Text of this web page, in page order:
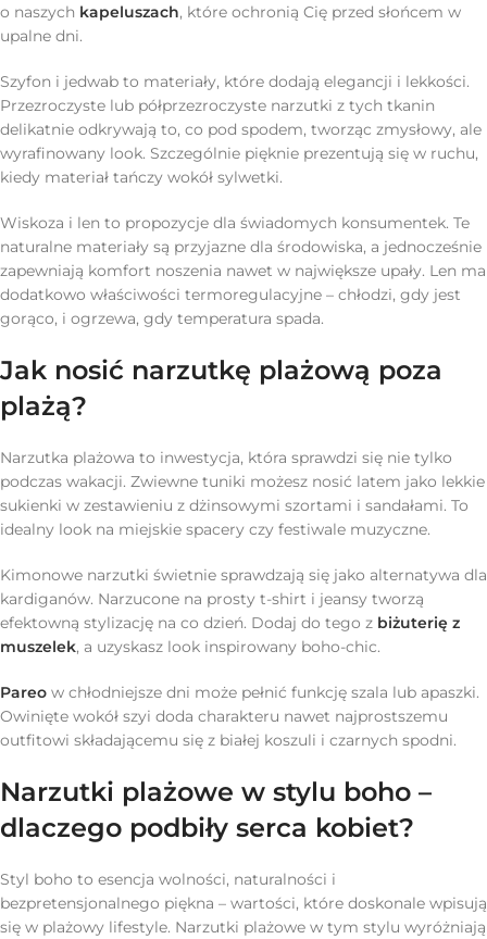
o naszych kapeluszach, które ochronią Cię przed słońcem w
upalne dni.
Szyfon i jedwab to materiały, które dodają elegancji i lekkości.
Przezroczyste lub półprzezroczyste narzutki z tych tkanin
delikatnie odkrywają to, co pod spodem, tworząc zmysłowy, ale
wyrafinowany look. Szczególnie pięknie prezentują się w ruchu,
kiedy materiał tańczy wokół sylwetki.
Wiskoza i len to propozycje dla świadomych konsumentek. Te
naturalne materiały są przyjazne dla środowiska, a jednocześnie
zapewniają komfort noszenia nawet w największe upały. Len ma
dodatkowo właściwości termoregulacyjne – chłodzi, gdy jest
gorąco, i ogrzewa, gdy temperatura spada.
Jak nosić narzutkę plażową poza
plażą?
Narzutka plażowa to inwestycja, która sprawdzi się nie tylko
podczas wakacji. Zwiewne tuniki możesz nosić latem jako lekkie
sukienki w zestawieniu z dżinsowymi szortami i sandałami. To
idealny look na miejskie spacery czy festiwale muzyczne.
Kimonowe narzutki świetnie sprawdzają się jako alternatywa dla
kardiganów. Narzucone na prosty t-shirt i jeansy tworzą
efektowną stylizację na co dzień. Dodaj do tego z biżuterię z
muszelek, a uzyskasz look inspirowany boho-chic.
Pareo w chłodniejsze dni może pełnić funkcję szala lub apaszki.
Owinięte wokół szyi doda charakteru nawet najprostszemu
outfitowi składającemu się z białej koszuli i czarnych spodni.
Narzutki plażowe w stylu boho –
dlaczego podbiły serca kobiet?
Styl boho to esencja wolności, naturalności i
bezpretensjonalnego piękna – wartości, które doskonale wpisują
się w plażowy lifestyle. Narzutki plażowe w tym stylu wyróżniają